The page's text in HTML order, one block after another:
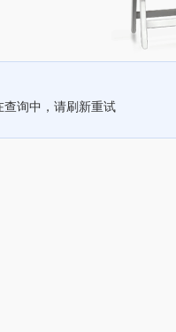
查询中，请刷新重试